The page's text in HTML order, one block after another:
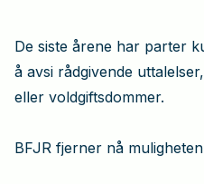
De siste årene har parter
å avsi rådgivende
eller voldgiftsdommer.
BFJR fjerner nå